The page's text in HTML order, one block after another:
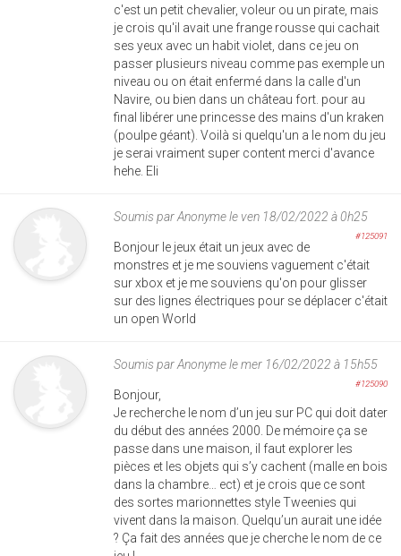
c'est un petit chevalier, voleur ou un pirate, mais
je crois qu'il avait une frange rousse qui cachait
ses yeux avec un habit violet, dans ce jeu on
passer plusieurs niveau comme pas exemple un
niveau ou on était enfermé dans la calle d'un
Navire, ou bien dans un château fort. pour au
final libérer une princesse des mains d'un kraken
(poulpe géant). Voilà si quelqu'un a le nom du jeu
je serai vraiment super content merci d'avance
hehe. Eli
Soumis parAnonymele ven 18/02/2022 à 0h25
#125091
Bonjour le jeux était un jeux avec de
monstres et je me souviens vaguement c'était
sur xbox et je me souviens qu'on pour glisser
sur des lignes électriques pour se déplacer c'était
un open World
Soumis parAnonymele mer 16/02/2022 à 15h55
#125090
Bonjour,
Je recherche le nom d’un jeu sur PC qui doit dater
du début des années 2000. De mémoire ça se
passe dans une maison, il faut explorer les
pièces et les objets qui s’y cachent (malle en bois
dans la chambre… ect) et je crois que ce sont
des sortes marionnettes style Tweenies qui
vivent dans la maison. Quelqu’un aurait une idée
? Ça fait des années que je cherche le nom de ce